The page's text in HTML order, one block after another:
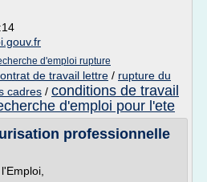
d'emploi rupture
de travail lettre / rupture du
cadres / conditions de travail
d'emploi pour l'ete
professionnelle